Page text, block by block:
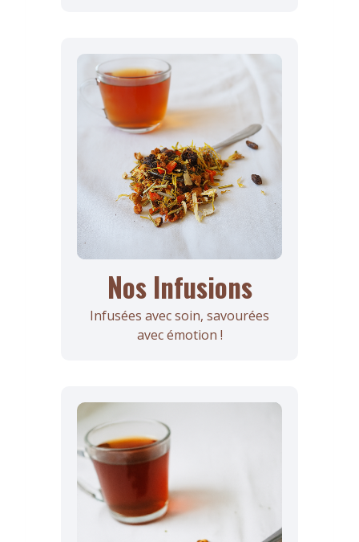
Nos Infusions
Infusées avec soin, savourées
avec émotion !